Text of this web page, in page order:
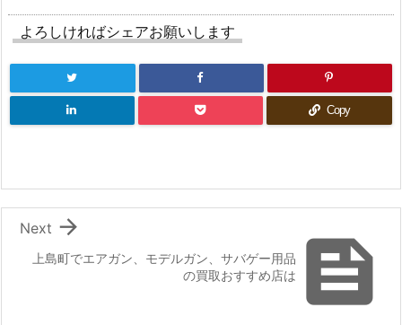
よろしければシェアお願いします
Copy

上島町でエアガン、モデルガン、サバゲー用品
の買取おすすめ店は

Next